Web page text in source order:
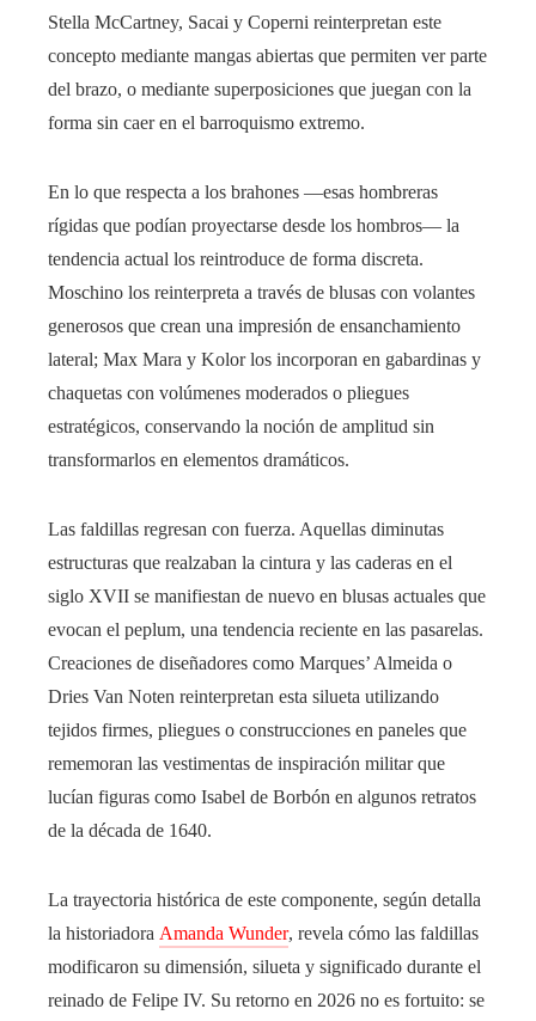
Stella McCartney, Sacai y Coperni reinterpretan este
concepto mediante mangas abiertas que permiten ver parte
del brazo, o mediante superposiciones que juegan con la
forma sin caer en el barroquismo extremo.
En lo que respecta a los brahones —esas hombreras
rígidas que podían proyectarse desde los hombros— la
tendencia actual los reintroduce de forma discreta.
Moschino los reinterpreta a través de blusas con volantes
generosos que crean una impresión de ensanchamiento
lateral; Max Mara y Kolor los incorporan en gabardinas y
chaquetas con volúmenes moderados o pliegues
estratégicos, conservando la noción de amplitud sin
transformarlos en elementos dramáticos.
Las faldillas regresan con fuerza. Aquellas diminutas
estructuras que realzaban la cintura y las caderas en el
siglo XVII se manifiestan de nuevo en blusas actuales que
evocan el peplum, una tendencia reciente en las pasarelas.
Creaciones de diseñadores como Marques’ Almeida o
Dries Van Noten reinterpretan esta silueta utilizando
tejidos firmes, pliegues o construcciones en paneles que
rememoran las vestimentas de inspiración militar que
lucían figuras como Isabel de Borbón en algunos retratos
de la década de 1640.
La trayectoria histórica de este componente, según detalla
la historiadora Amanda Wunder, revela cómo las faldillas
modificaron su dimensión, silueta y significado durante el
reinado de Felipe IV. Su retorno en 2026 no es fortuito: se